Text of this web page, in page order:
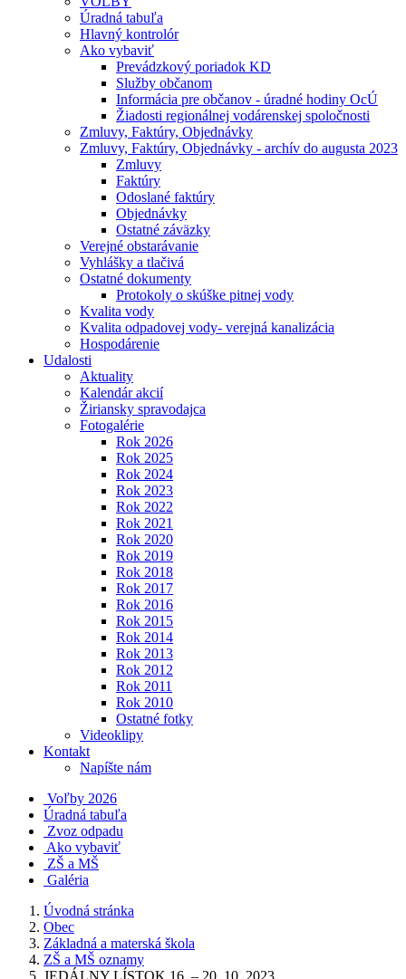
Úradná tabuľa
Hlavný kontrolór
Ako vybaviť
Prevádzkový poriadok KD
Služby občanom
Informácia pre občanov - úradné hodiny OcÚ
Žiadosti regionálnej vodárenskej spoločnosti
Zmluvy, Faktúry, Objednávky
Zmluvy, Faktúry, Objednávky - archív do augusta 2023
Zmluvy
Faktúry
Odoslané faktúry
Objednávky
Ostatné záväzky
Verejné obstarávanie
Vyhlášky a tlačivá
Ostatné dokumenty
Protokoly o skúške pitnej vody
Kvalita vody
Kvalita odpadovej vody- verejná kanalizácia
Hospodárenie
Udalosti
Aktuality
Kalendár akcií
Žiriansky spravodajca
Fotogalérie
Rok 2026
Rok 2025
Rok 2024
Rok 2023
Rok 2022
Rok 2021
Rok 2020
Rok 2019
Rok 2018
Rok 2017
Rok 2016
Rok 2015
Rok 2014
Rok 2013
Rok 2012
Rok 2011
Rok 2010
Ostatné fotky
Videoklipy
Kontakt
Napíšte nám
Voľby 2026
Úradná tabuľa
Zvoz odpadu
Ako vybaviť
ZŠ a MŠ
Galéria
Úvodná stránka
Obec
Základná a materská škola
ZŠ a MŠ oznamy
JEDÁLNY LÍSTOK 16. – 20. 10. 2023